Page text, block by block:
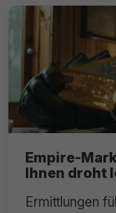
Empire-
Ihnen droht
Ermittlungen